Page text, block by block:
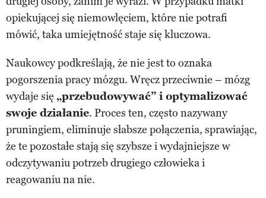
opiekującej się niemowlęciem, które nie potrafi
mówić, taka umiejętność staje się kluczowa.
Naukowcy podkreślają, że nie jest to oznaka
pogorszenia pracy mózgu. Wręcz przeciwnie – mózg
wydaje się „przebudowywać” i optymalizować
swoje działanie. Proces ten, często nazywany
pruningiem, eliminuje słabsze połączenia, sprawiając,
że te pozostałe stają się szybsze i wydajniejsze w
odczytywaniu potrzeb drugiego człowieka i
reagowaniu na nie.